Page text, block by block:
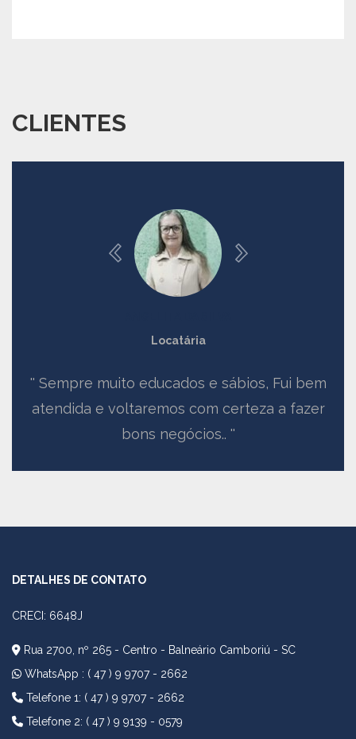
CLIENTES
Locatária
Sempre muito educados e sábios, Fui bem
atendida e voltaremos com certeza a fazer
bons negócios..
DETALHES DE CONTATO
CRECI: 6648J
Rua 2700, nº 265 - Centro - Balneário Camboriú - SC
WhatsApp : ( 47 ) 9 9707 - 2662
Telefone 1: ( 47 ) 9 9707 - 2662
Telefone 2: ( 47 ) 9 9139 - 0579